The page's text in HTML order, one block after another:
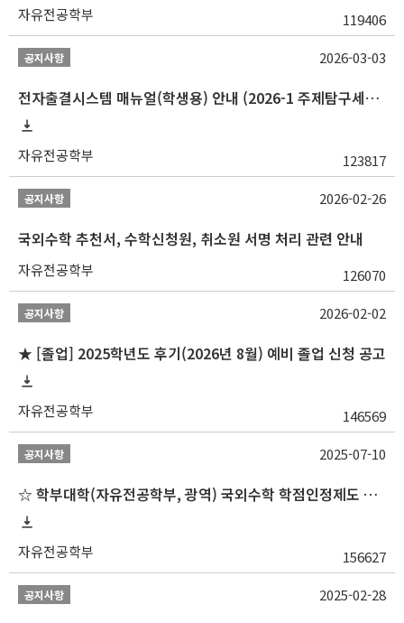
자유전공학부 119406
공지사항
전자출결시스템 매뉴얼(학생용) 안내 (2026-1 주제탐구세미나 1 (001 분반) 등)
자유전공학부 123817
2026-03-03
공지사항
국외수학 추천서, 수학신청원, 취소원 서명 처리 관련 안내
자유전공학부 126070
2026-02-26
공지사항
★ [졸업] 2025학년도 후기(2026년 8월) 예비 졸업 신청 공고
자유전공학부 146569
2026-02-02
공지사항
☆ 학부대학(자유전공학부, 광역) 국외수학 학점인정제도 변경 안내(2025-2학기 파견학생부터)
자유전공학부 156627
2025-07-10
공지사항 2025-02-28